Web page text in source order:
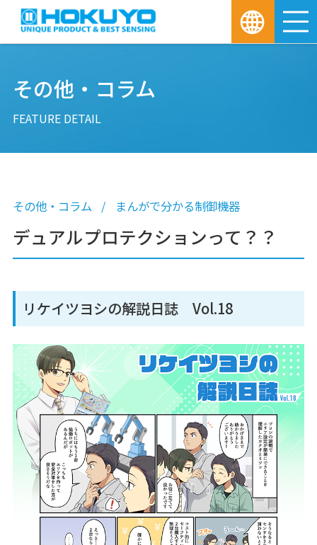
その他・コラム
FEATURE DETAIL
その他・コラム まんがで分かる制御機器
デュアルプロテクションって？？
リケイツヨシの解説日誌 Vol.18